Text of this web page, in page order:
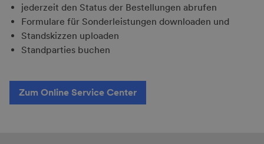
jederzeit den Status der Bestellungen abrufen
Formulare für Sonderleistungen downloaden und
Standskizzen uploaden
Standparties buchen
Zum Online Service Center